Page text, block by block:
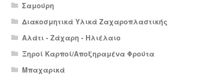
Σαμούρη
Διακοσμητικά Υλικά Ζαχαροπλαστικής
Αλάτι - Ζάχαρη - Ηλιέλαιο
Ξηροί Καρποί/Αποξηραμένα Φρούτα
Μπαχαρικά